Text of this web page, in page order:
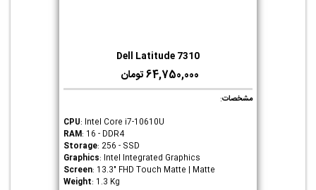
Dell Latitude 7310
64,750,000 تومان
مشخصات:
CPU: Intel Core i7-10610U
RAM: 16 - DDR4
Storage: 256 - SSD
Graphics: Intel Integrated Graphics
Screen: 13.3" FHD Touch Matte | Matte
Weight: 1.3 Kg